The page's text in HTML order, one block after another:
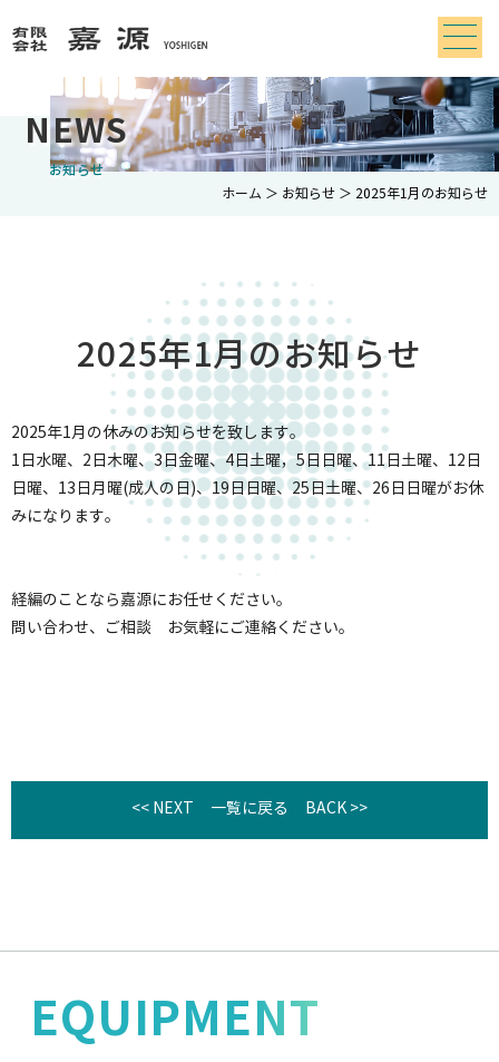
NEWS
お知らせ
ホーム ＞ お知らせ ＞ 2025年1月のお知らせ
2025年1月のお知らせ
2025年1月の休みのお知らせを致します。
1日水曜、2日木曜、3日金曜、4日土曜，5日日曜、11日土曜、12日
日曜、13日月曜(成人の日)、19日日曜、25日土曜、26日日曜がお休
みになります。
経編のことなら嘉源にお任せください。
問い合わせ、ご相談 お気軽にご連絡ください。
<< NEXT 一覧に戻る BACK >>
EQUIPMENT